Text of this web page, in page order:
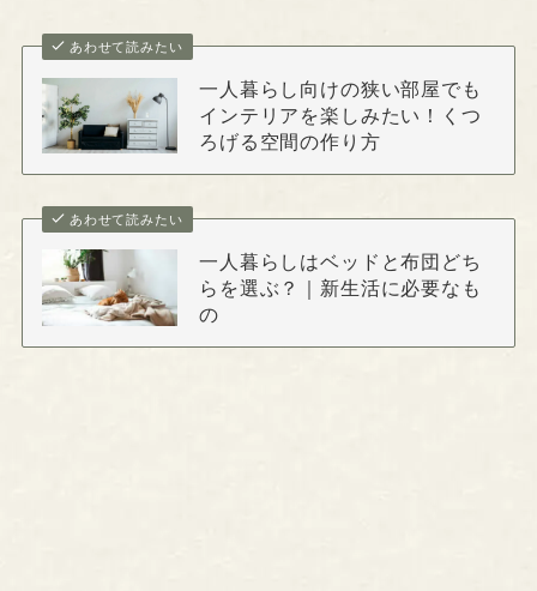
あわせて読みたい
一人暮らし向けの狭い部屋でも
インテリアを楽しみたい！くつ
ろげる空間の作り方
あわせて読みたい
一人暮らしはベッドと布団どち
らを選ぶ？｜新生活に必要なも
の